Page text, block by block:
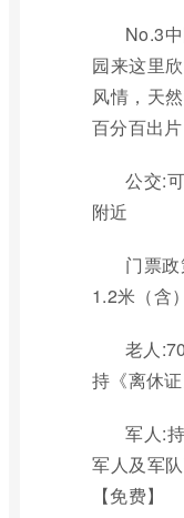
No.3
园来这里
风情，天
百分百出片
公交:
附近
门票
1.2米（含
老人
持《离休
军人:
军人及军
【免费】